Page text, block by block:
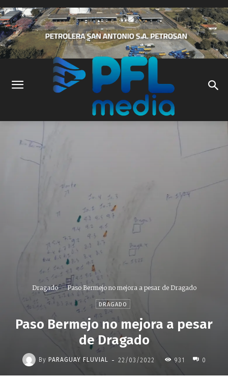
Dragado Paso Bermejo no mejora a pesar de Dragado
DRAGADO
Paso Bermejo no mejora a pesar
de Dragado
By PARAGUAY FLUVIAL - 22/03/2022 931 0